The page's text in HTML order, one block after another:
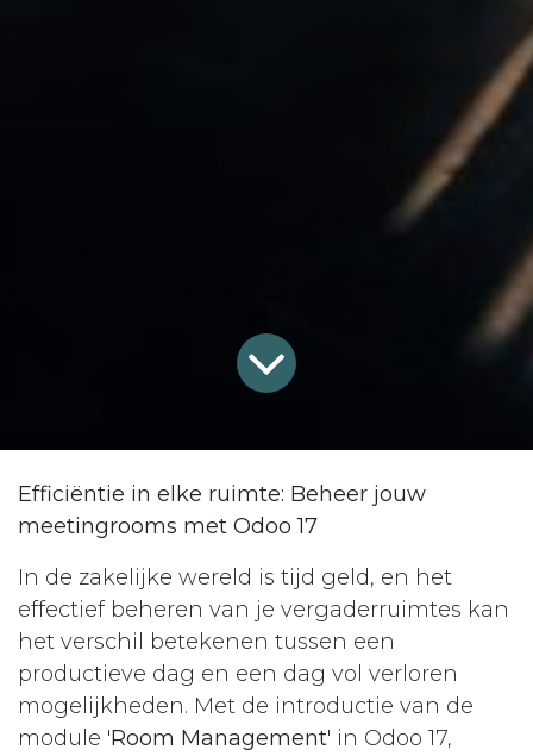
Efficiëntie in elke ruimte: Beheer jouw
meetingrooms met Odoo 17
In de zakelijke wereld is tijd geld, en het
effectief beheren van je vergaderruimtes kan
het verschil betekenen tussen een
productieve dag en een dag vol verloren
mogelijkheden. Met de introductie van de
module 'Room Management' in Odoo 17,